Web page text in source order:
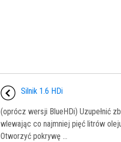
Silnik 1.6 HDi
(oprócz wersji BlueHDi) Uzupełnić
wlewając co najmniej pięć litrów
Otworzyć pokrywę ...